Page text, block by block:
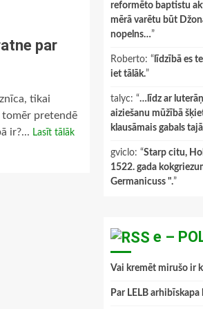
par
tikai
tomēr pretendē
ir?... Lasīt tālāk
reformēto baptistu
mērā varētu būt
nopelns…”
Roberto: “ līdzībā es
iet tālāk.”
talyc: “…līdz ar
aiziešanu mūžībā
klausāmais gabals
gviclo: “Starp citu,
1522. gada
Germanicuss ".”
e –
Vai kremēt mirušo ir
Par LELB arhibīskapa